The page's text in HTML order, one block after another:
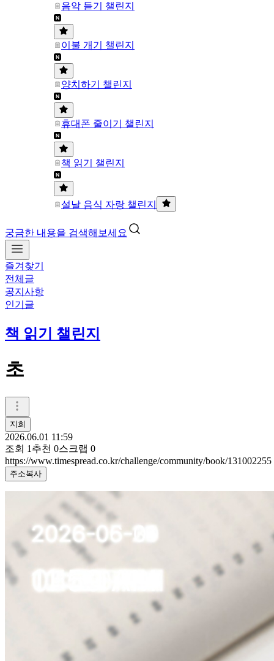
음악 듣기 챌린지
이불 개기 챌린지
양치하기 챌린지
휴대폰 줄이기 챌린지
책 읽기 챌린지
설날 음식 자랑 챌린지
궁금한 내용을 검색해보세요
즐겨찾기
전체글
공지사항
인기글
책 읽기 챌린지
초
지희
2026.06.01 11:59
조회 1 추천 0스크랩 0
https://www.timespread.co.kr/challenge/community/book/131002255
주소복사